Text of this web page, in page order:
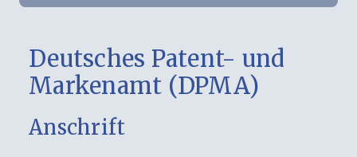
Deutsches Patent- und
Markenamt (DPMA)
Anschrift